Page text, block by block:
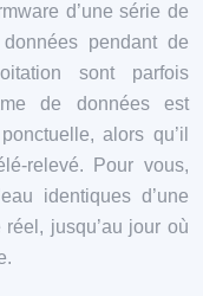
d’une série de
pendant de
sont parfois
de données est
alors qu’il
relevé. Pour vous,
identiques d’une
jusqu’au jour où